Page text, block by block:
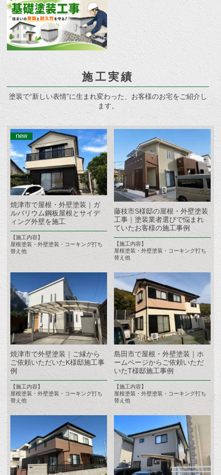
施工実績
塗装で“新しい表情”に生まれ変わった、お客様のお宅をご紹介し
ます。
焼津市で屋根・外壁塗装｜ガ
ルバリウム鋼板屋根とサイデ
ィング外壁を施工
【施工内容】
屋根塗装・外壁塗装・コーキング打ち
替え他
藤枝市S様邸の屋根・外壁塗装
工事｜塗装業者選びで悩まれ
ていたお客様の施工事例
【施工内容】
屋根塗装・外壁塗装・コーキング打ち
替え他
焼津市で外壁塗装｜ご縁から
ご依頼いただいたK様邸施工事
例
【施工内容】
屋根塗装・外壁塗装・コーキング打ち
替え他
島田市で屋根・外壁塗装｜ホ
ームページからご依頼いただ
いたT様邸施工事例
【施工内容】
屋根塗装・外壁塗装・コーキング打ち
替え他